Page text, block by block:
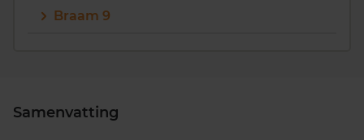
Braam 9
Samenvatting